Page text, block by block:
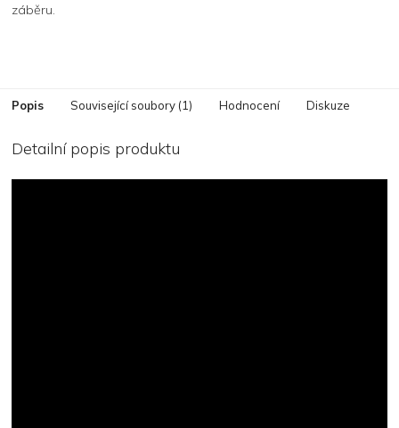
záběru.
Popis Související soubory (1) Hodnocení Diskuze
Detailní popis produktu